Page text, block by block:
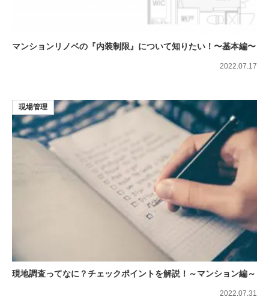
マンションリノベの『内装制限』について知りたい！〜基本編〜
2022.07.17
現地調査ってなに？チェックポイントを解説！～マンション編～
現場管理
2022.07.31